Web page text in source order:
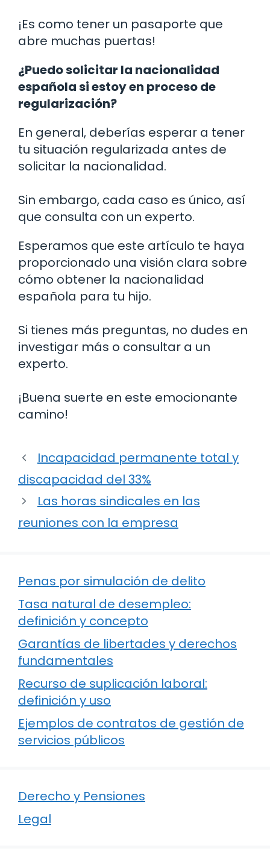
¡Es como tener un pasaporte que
abre muchas puertas!
¿Puedo solicitar la nacionalidad
española si estoy en proceso de
regularización?
En general, deberías esperar a tener
tu situación regularizada antes de
solicitar la nacionalidad.
Sin embargo, cada caso es único, así
que consulta con un experto.
Esperamos que este artículo te haya
proporcionado una visión clara sobre
cómo obtener la nacionalidad
española para tu hijo.
Si tienes más preguntas, no dudes en
investigar más o consultar a un
experto.
¡Buena suerte en este emocionante
camino!
Incapacidad permanente total y
discapacidad del 33%
Las horas sindicales en las
reuniones con la empresa
Penas por simulación de delito
Tasa natural de desempleo:
definición y concepto
Garantías de libertades y derechos
fundamentales
Recurso de suplicación laboral:
definición y uso
Ejemplos de contratos de gestión de
servicios públicos
Derecho y Pensiones
Legal